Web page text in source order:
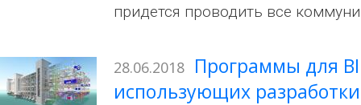
придется проводить все
28.06.2018 Программы для
использующих